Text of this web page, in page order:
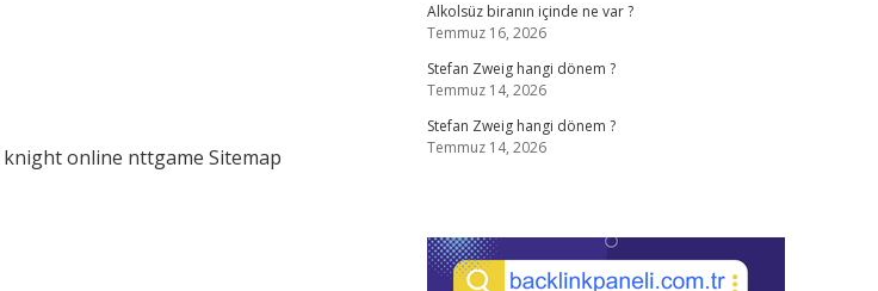
knight online nttgame Sitemap
Alkolsüz biranın içinde ne var ?
Temmuz 16, 2026
Stefan Zweig hangi dönem ?
Temmuz 14, 2026
Stefan Zweig hangi dönem ?
Temmuz 14, 2026